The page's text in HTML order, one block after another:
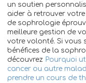
un soutien
aider à retrouver
de sophrologie
meilleure gestion de
votre volonté. Si vous
bénéfices de la
découvrez Pourquoi
cancer ou autre
prendre un cours de